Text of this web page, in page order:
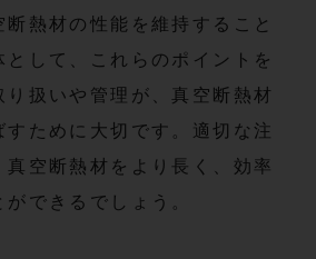
熱材の性能を維持すること
として、これらのポイントを
り扱いや管理が、真空断熱材
すために大切です。適切な注
空断熱材をより長く、効率
できるでしょう。